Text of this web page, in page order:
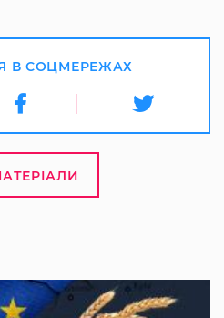
В СОЦМЕРЕЖАХ